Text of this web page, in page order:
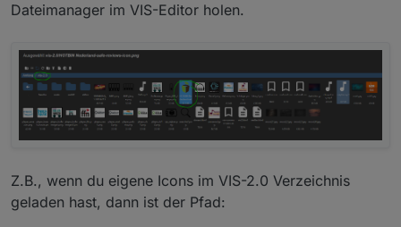
Dateimanager im VIS-Editor holen.
Z.B., wenn du eigene Icons im VIS-2.0 Verzeichnis
geladen hast, dann ist der Pfad: